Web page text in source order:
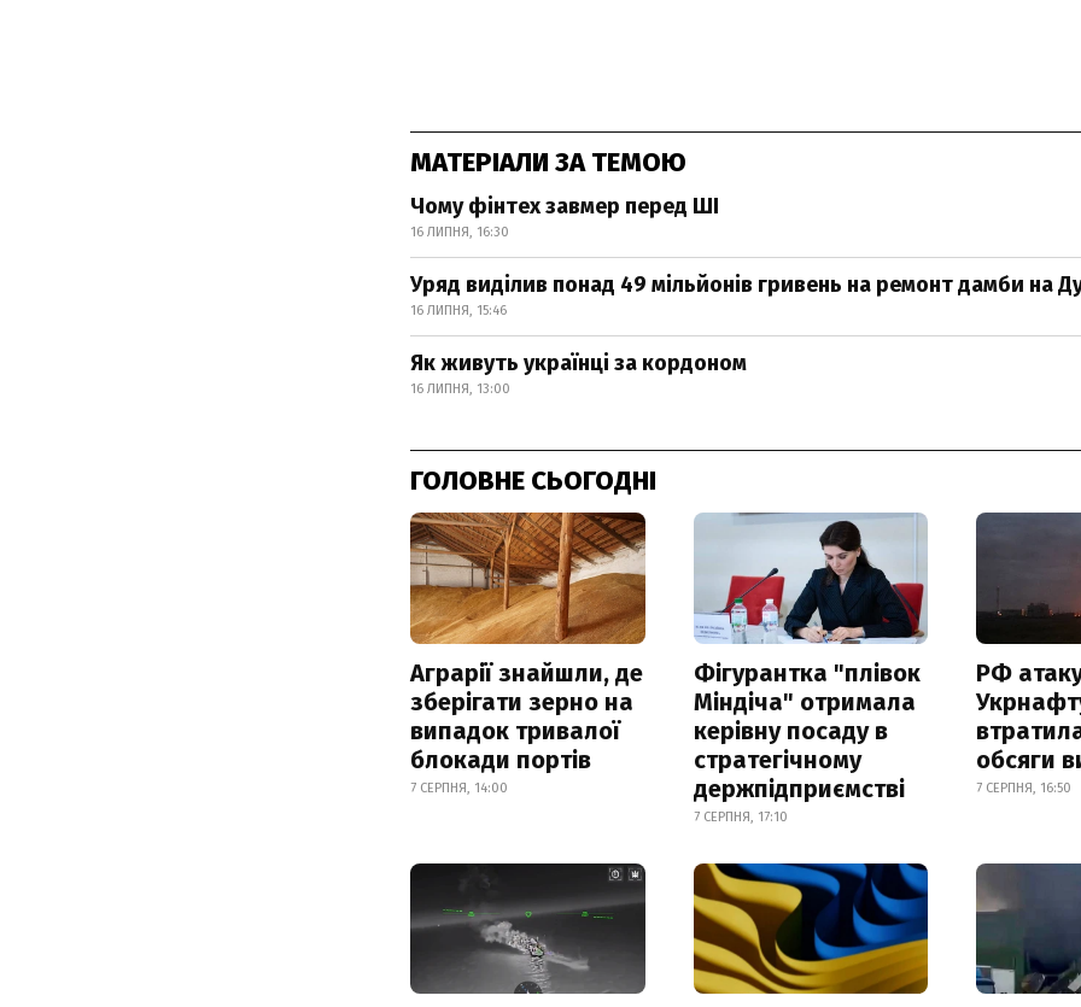
МАТЕРІАЛИ ЗА ТЕМОЮ
Чому фінтех завмер перед ШІ
16 ЛИПНЯ, 16:30
Уряд виділив понад 49 мільйонів гривень на ремонт дамби на
16 ЛИПНЯ, 15:46
Як живуть українці за кордоном
16 ЛИПНЯ, 13:00
ГОЛОВНЕ СЬОГОДНІ
Аграрії знайшли, де
зберігати зерно на
випадок тривалої
блокади портів
7 СЕРПНЯ, 14:00
Фігурантка "плівок
Міндіча" отримала
керівну посаду в
стратегічному
держпідприємстві
7 СЕРПНЯ, 17:10
РФ
обсяги
7 СЕРПНЯ, 16:50